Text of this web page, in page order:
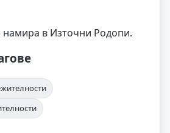
в Източни Родопи.